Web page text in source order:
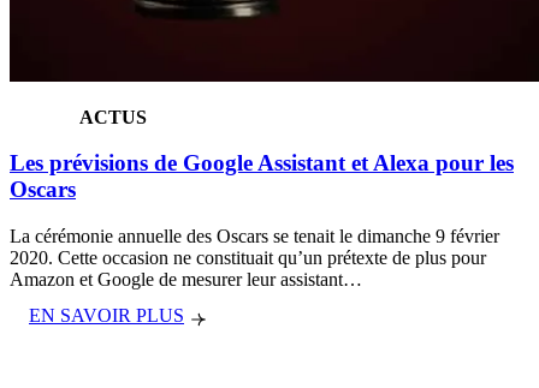
ACTUS
Les prévisions de Google Assistant et Alexa pour les
Oscars
La cérémonie annuelle des Oscars se tenait le dimanche 9 février
2020. Cette occasion ne constituait qu’un prétexte de plus pour
Amazon et Google de mesurer leur assistant…
EN SAVOIR PLUS